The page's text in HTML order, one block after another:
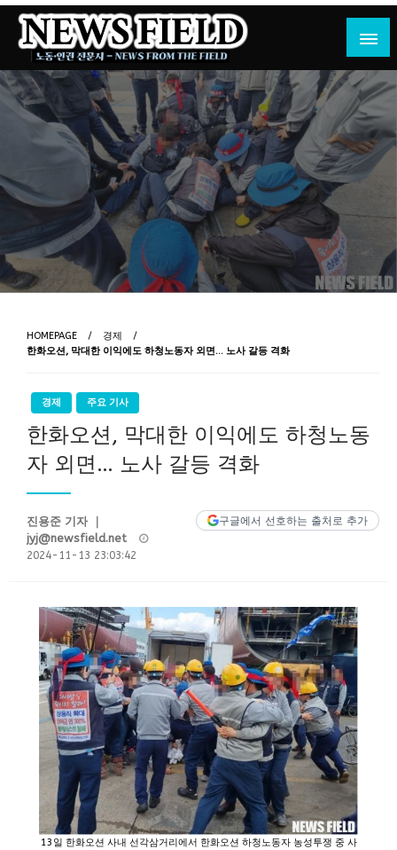
Skip
content
뉴스필드
노동·인권 전문지
HOMEPAGE
경제
한화오션, 막대한 이익에도 하청노동자 외면… 노사 갈등 격화
경제 주요 기사
한화오션, 막대한 이익에도 하청노동
자 외면… 노사 갈등 격화
구글에서 선호하는 출처로 추가
진용준 기자 ｜
jyj@newsfield.net
2024-11-13 23:03:42
13일 한화오션 사내 선각삼거리에서 한화오션 하청노동자 농성투쟁 중 사